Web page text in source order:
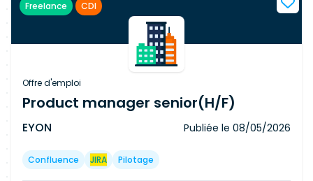
Freelance CDI
Offre d'emploi
Product manager senior(H/F)
EYON Publiée le 08/05/2026
Confluence JIRA Pilotage